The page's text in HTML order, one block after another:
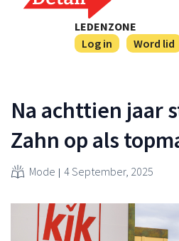
LEDENZONE
Log in
Word lid
Na achttien jaar
Zahn op als
Mode 4 September, 2025